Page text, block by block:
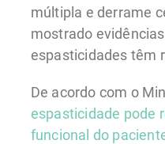
múltipla e derrame
mostrado
espasticidades têm
De acordo com o
espasticidade pode
funcional do